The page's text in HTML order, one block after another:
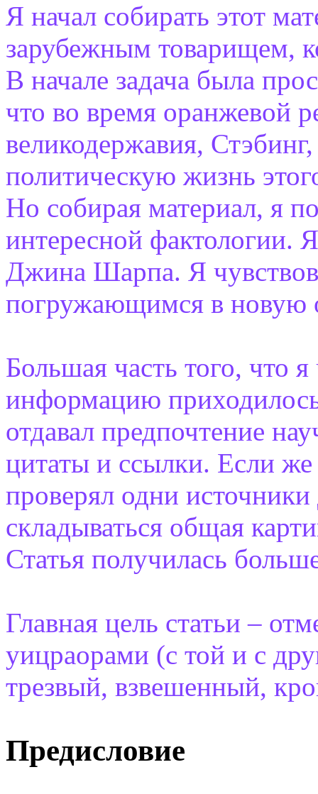
Я начал собирать этот
зарубежным товарищем,
В начале задача была
что во время оранжевой
великодержавия,
политическую жизнь
Но собирая материал, я
интересной фактологии.
Джина Шарпа. Я
погружающимся в новую
Большая часть того, что
информацию
отдавал предпочтение
цитаты и ссылки. Если
проверял одни
складываться общая
Статья получилась
Главная цель статьи –
уицраорами (с той и с
трезвый, взвешенный,
Предисловие